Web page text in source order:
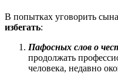
В попытках уговорить
избегать:
Пафосных слов о
продолжать
человека, недавно